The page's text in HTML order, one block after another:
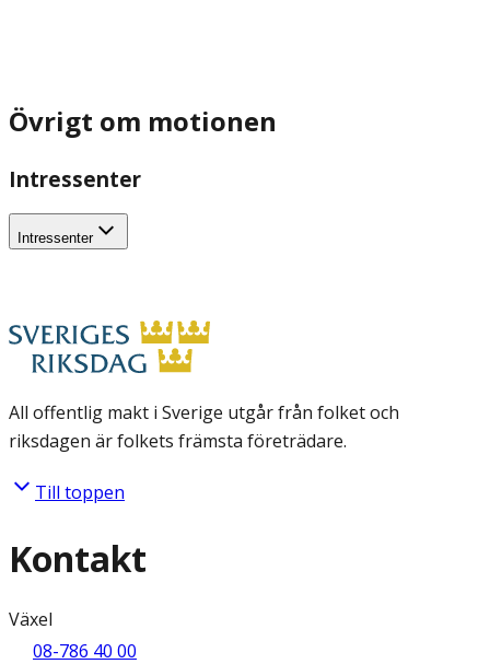
Övrigt om motionen
Intressenter
Intressenter
All offentlig makt i Sverige utgår från folket och
riksdagen är folkets främsta företrädare.
Till toppen
Kontakt
Växel
08-786 40 00